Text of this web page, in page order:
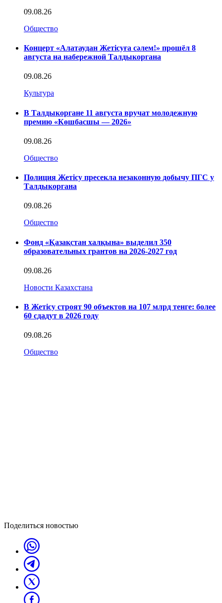
09.08.26
Общество
Концерт «Алатаудан Жетісуға сәлем!» прошёл 8
августа на набережной Талдыкоргана
09.08.26
Культура
В Талдыкоргане 11 августа вручат молодежную
премию «Көшбасшы — 2026»
09.08.26
Общество
Полиция Жетісу пресекла незаконную добычу ПГС у
Талдыкоргана
09.08.26
Общество
Фонд «Қазақстан халқына» выделил 350
образовательных грантов на 2026-2027 год
09.08.26
Новости Казахстана
В Жетісу строят 90 объектов на 107 млрд тенге: более
60 сдадут в 2026 году
09.08.26
Общество
Поделиться новостью